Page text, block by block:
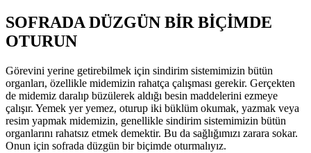
SOFRADA DÜZGÜN BİR BİÇİMDE
OTURUN
Görevini yerine getirebilmek için sindirim sistemimizin bütün
organları, özellikle midemizin rahatça çalışması gerekir. Gerçekten
de midemiz daralıp büzülerek aldığı besin maddelerini ezmeye
çalışır. Yemek yer yemez, oturup iki büklüm okumak, yazmak veya
resim yapmak midemizin, genellikle sindirim sistemimizin bütün
organlarını rahatsız etmek demektir. Bu da sağlığımızı zarara sokar.
Onun için sofrada düzgün bir biçimde oturmalıyız.